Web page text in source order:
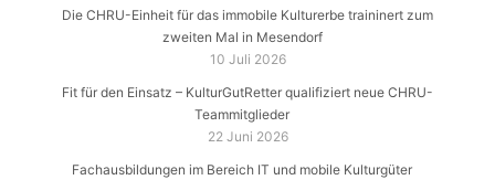
Die CHRU-Einheit für das immobile Kulturerbe traininert zum
zweiten Mal in Mesendorf
10 Juli 2026
Fit für den Einsatz – KulturGutRetter qualifiziert neue CHRU-
Teammitglieder
22 Juni 2026
Fachausbildungen im Bereich IT und mobile Kulturgüter